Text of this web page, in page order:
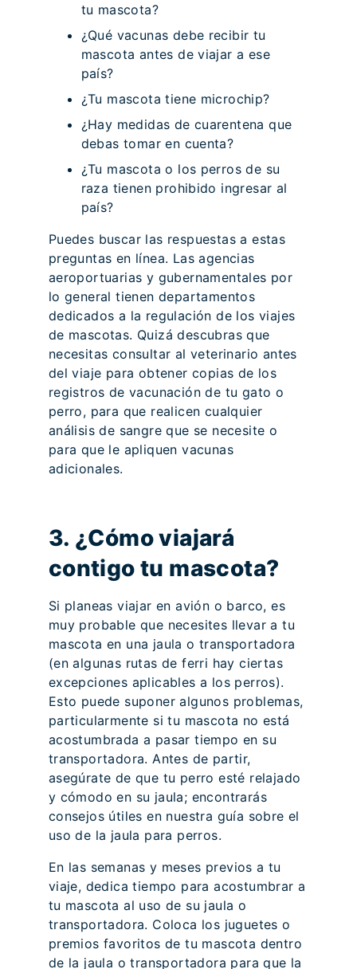
tu mascota?
¿Qué vacunas debe recibir tu
mascota antes de viajar a ese
país?
¿Tu mascota tiene microchip?
¿Hay medidas de cuarentena que
debas tomar en cuenta?
¿Tu mascota o los perros de su
raza tienen prohibido ingresar al
país?
Puedes buscar las respuestas a estas
preguntas en línea. Las agencias
aeroportuarias y gubernamentales por
lo general tienen departamentos
dedicados a la regulación de los viajes
de mascotas. Quizá descubras que
necesitas consultar al veterinario antes
del viaje para obtener copias de los
registros de vacunación de tu gato o
perro, para que realicen cualquier
análisis de sangre que se necesite o
para que le apliquen vacunas
adicionales.
3. ¿Cómo viajará
contigo tu mascota?
Si planeas viajar en avión o barco, es
muy probable que necesites llevar a tu
mascota en una jaula o transportadora
(en algunas rutas de ferri hay ciertas
excepciones aplicables a los perros).
Esto puede suponer algunos problemas,
particularmente si tu mascota no está
acostumbrada a pasar tiempo en su
transportadora. Antes de partir,
asegúrate de que tu perro esté relajado
y cómodo en su jaula; encontrarás
consejos útiles en nuestra guía sobre el
uso de la jaula para perros.
En las semanas y meses previos a tu
viaje, dedica tiempo para acostumbrar a
tu mascota al uso de su jaula o
transportadora. Coloca los juguetes o
premios favoritos de tu mascota dentro
de la jaula o transportadora para que la